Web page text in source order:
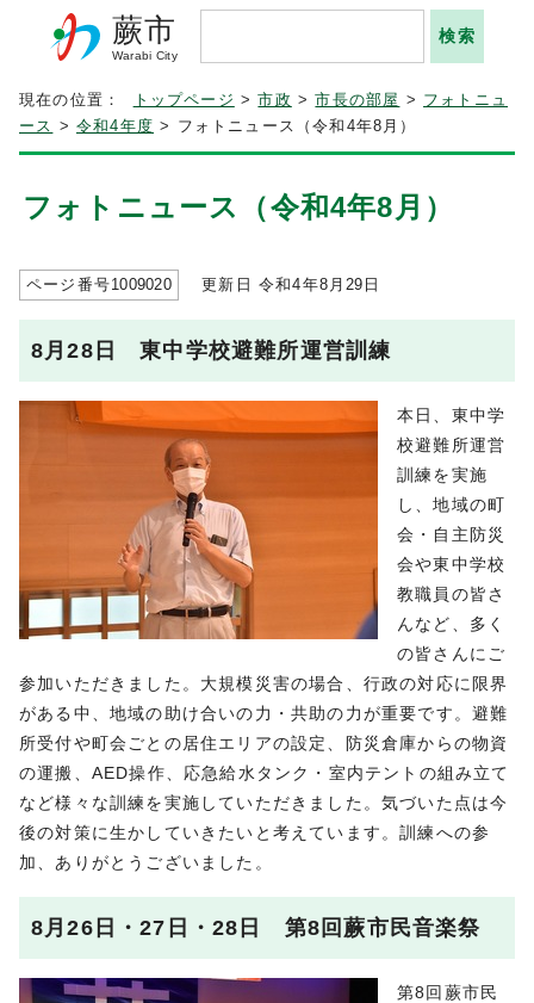
蕨市
Warabi City
現在の位置： トップページ >市政 >市長の部屋 > フォトニュ
ース >令和4年度 > フォトニュース（令和4年8月）
フォトニュース（令和4年8月）
ページ番号1009020 更新日 令和4年8月29 日
8月28日 東中学校避難所運営訓練
本日、東中学
校避難所運営
訓練を実施
し、地域の町
会・自主防災
会や東中学校
教職員の皆さ
んなど、多く
の皆さんにご
参加いただきました。大規模災害の場合、行政の対応に限界
がある中、地域の助け合いの力・共助の力が重要です。避難
所受付や町会ごとの居住エリアの設定、防災倉庫からの物資
の運搬、AED操作、応急給水タンク・室内テントの組み立て
など様々な訓練を実施していただきました。気づいた点は今
後の対策に生かしていきたいと考えています。訓練への参
加、ありがとうございました。
8月26日・27日・28日 第8回蕨市民音楽祭
第8回蕨市民